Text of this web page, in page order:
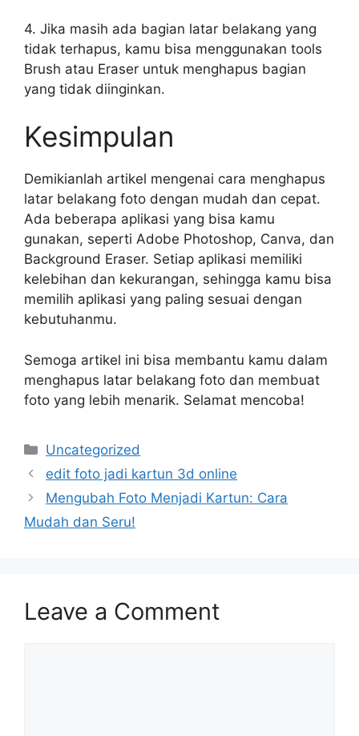
4. Jika masih ada bagian latar belakang yang
tidak terhapus, kamu bisa menggunakan tools
Brush atau Eraser untuk menghapus bagian
yang tidak diinginkan.
Kesimpulan
Demikianlah artikel mengenai cara menghapus
latar belakang foto dengan mudah dan cepat.
Ada beberapa aplikasi yang bisa kamu
gunakan, seperti Adobe Photoshop, Canva, dan
Background Eraser. Setiap aplikasi memiliki
kelebihan dan kekurangan, sehingga kamu bisa
memilih aplikasi yang paling sesuai dengan
kebutuhanmu.
Semoga artikel ini bisa membantu kamu dalam
menghapus latar belakang foto dan membuat
foto yang lebih menarik. Selamat mencoba!
Categories
Uncategorized
edit foto jadi kartun 3d online
Mengubah Foto Menjadi Kartun: Cara
Mudah dan Seru!
Leave a Comment